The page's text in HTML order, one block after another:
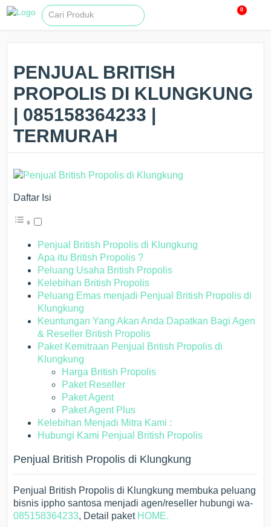
0
PENJUAL BRITISH
PROPOLIS DI KLUNGKUNG
| 085158364233 |
TERMURAH
Daftar Isi
Penjual British Propolis di Klungkung
Apa itu British Propolis ?
Peluang Usaha British Propolis
Kelebihan British Propolis
Peluang Emas menjadi Penjual British Propolis di
Klungkung
Keuntungan Yang Akan Anda Dapatkan Bagi Agen
& Reseller British Propolis
Paket Kemitraan Penjual British Propolis di
Klungkung
Harga British Propolis
Paket Reseller
Paket Agent
Paket Agent Plus
Kelebihan Menjadi Mitra Kami :
Hubungi Kami Penjual British Propolis
Penjual British Propolis di Klungkung
Penjual British Propolis di Klungkung membuka peluang
bisnis ippho santosa menjadi agen/reseller hubungi wa-
085158364233, Detail paket HOME.